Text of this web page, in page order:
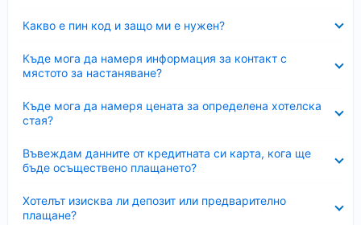
Какво е пин код и защо ми е нужен?
Къде мога да намеря информация за контакт с
мястото за настаняване?
Къде мога да намеря цената за определена хотелска
стая?
Въвеждам данните от кредитната си карта, кога ще
бъде осъществено плащането?
Хотелът изисква ли депозит или предварително
плащане?